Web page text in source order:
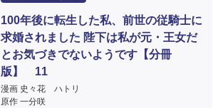
100年後に転生した私、前世の従騎士に
求婚されました 陛下は私が元・王女だ
とお気づきでないようです【分冊
版】 11
漫画 史々花 ハトリ
原作 一分咲